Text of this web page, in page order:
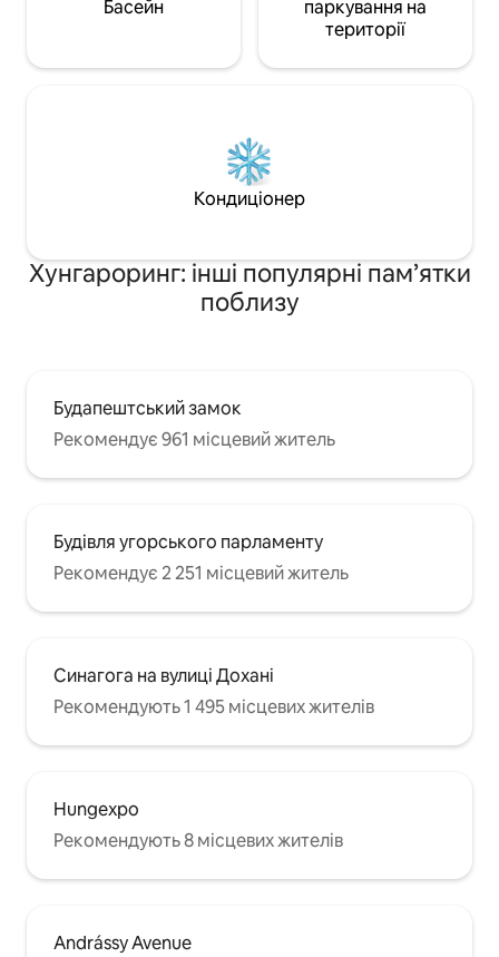
Басейн
паркування на
території
Кондиціонер
Хунгароринг: інші популярні пам’ятки
поблизу
Будапештський замок
Рекомендує 961 місцевий житель
Будівля угорського парламенту
Рекомендує 2 251 місцевий житель
Синагога на вулиці Дохані
Рекомендують 1 495 місцевих жителів
Hungexpo
Рекомендують 8 місцевих жителів
Andrássy Avenue